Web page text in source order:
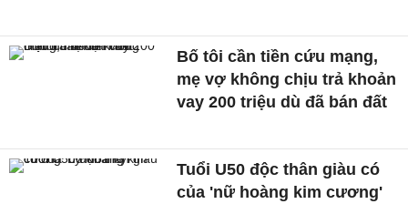
Bố tôi cần tiền cứu mạng,
mẹ vợ không chịu trả khoản
vay 200 triệu dù đã bán đất
Tuổi U50 độc thân giàu có
của 'nữ hoàng kim cương'